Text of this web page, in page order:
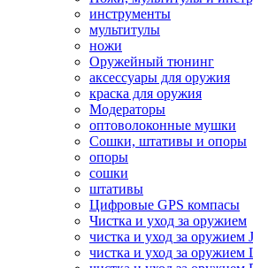
инструменты
мультитулы
ножи
Оружейный тюнинг
аксессуары для оружия
краска для оружия
Модераторы
оптоволоконные мушки
Сошки, штативы и опоры
опоры
сошки
штативы
Цифровые GPS компасы
Чистка и уход за оружием
чистка и уход за оружием
чистка и уход за оружием